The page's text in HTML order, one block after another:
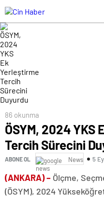
86 okunma
ÖSYM, 2024 YKS
Tercih Sürecini
ABONE OL News 5
(ANKARA) – Ölçme,
(ÖSYM), 2024